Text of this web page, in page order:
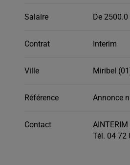
Salaire De
Contrat Interim
Ville Miribel
Référence Annonce
Contact
Tél. 04 72